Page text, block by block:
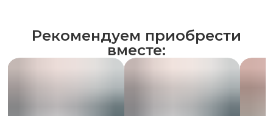
Рекомендуем приобрести
вместе: